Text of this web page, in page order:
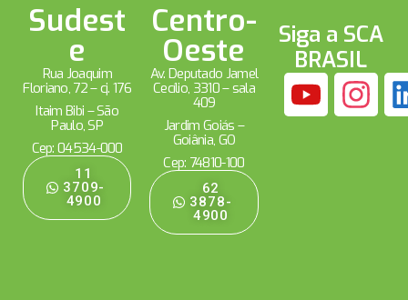
Sudest
e
Rua Joaquim
Floriano, 72 – cj. 176
Itaim Bibi – São
Paulo, SP
Cep: 04534-000
11
3709-
4900
Centro-
Oeste
Av. Deputado Jamel
Cecílio, 3310 – sala
409
Jardim Goiás –
Goiânia, GO
Cep: 74810-100
62
3878-
4900
Siga a SCA
BRASIL